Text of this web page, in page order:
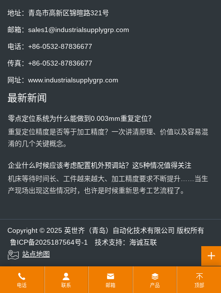
地址： 青岛市高新区锦暄路321号
邮箱： sales1@industrialsupplygrp.com
电话： +86-0532-87836677
传真： +86-0532-87836677
网址： www.industrialsupplygrp.com
最新新闻
AMF德国将展出最新零点定位系统技术
一套预调站，一天能节省多少时间？算一笔账，也许答案比你想象
的更有价值。
零点定位系统为什么能做到0.003mm重复定位？
重复定位精度是否等于加工精度？一次讲清原理、价值以及容易混
淆的几个关键概念。
企业什么时候应该考虑配置机外预调站？这5种情况值得关注
机床等待时间长、工件越来越大、加工精度要求不断提升……当生
产现场出现这些情况时，也许是时候重新思考工艺流程了。
欢迎？
设备越先进，真正拉开差距的是装夹效率。了解AMF零点定位系统
如何减少非切削时间，提高机床利用率，让设备创造更多价值。
预调站有哪些功能？端面跳动、圆跳动、高度测量一次讲清
预调站可实现端面跳动、圆跳动、平行度、高度、直径等离线测
量，配合零点定位系统有效减少机床辅助时间，提升加工精度、设
Copyright © 2025 英世齐（青岛）自动化技术有限公司 版权所有
鲁ICP备2025187564号-1
技术支持：海诚互联
站点地图
电话 联系 邮箱 产品 顶部